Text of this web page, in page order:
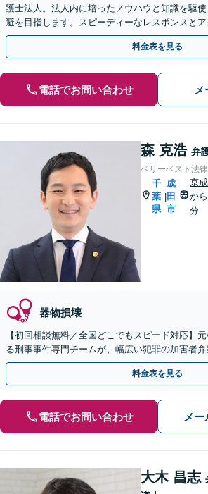
護士法人。法人内に培ったノウハウと知識を駆
避を目指します。スピーディーなレスポンスと
最善の解決を目指します【電話相談可】
料金表を見る
電話でお問い合わせ
森 克浩 弁
ベリーベスト法
千
葉
県
|
成
田
市
京
か
分
器物損壊
【初回相談無料／全国どこでもスピード対応】
る刑事事件専門チームが、幅広い犯罪の加害者弁
料金表を見る
電話でお問い合わせ メ
大木 昌志